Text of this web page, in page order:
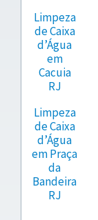
Limpeza
de Caixa
d’Água
em
Cacuia
RJ
Limpeza
de Caixa
d’Água
em Praça
da
Bandeira
RJ